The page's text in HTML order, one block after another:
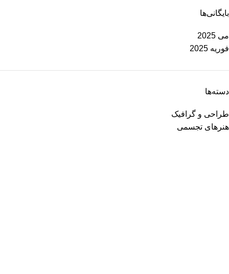
بایگانی‌ها
می 2025
فوریه 2025
دسته‌ها
طراحی و گرافیک
هنرهای تجسمی